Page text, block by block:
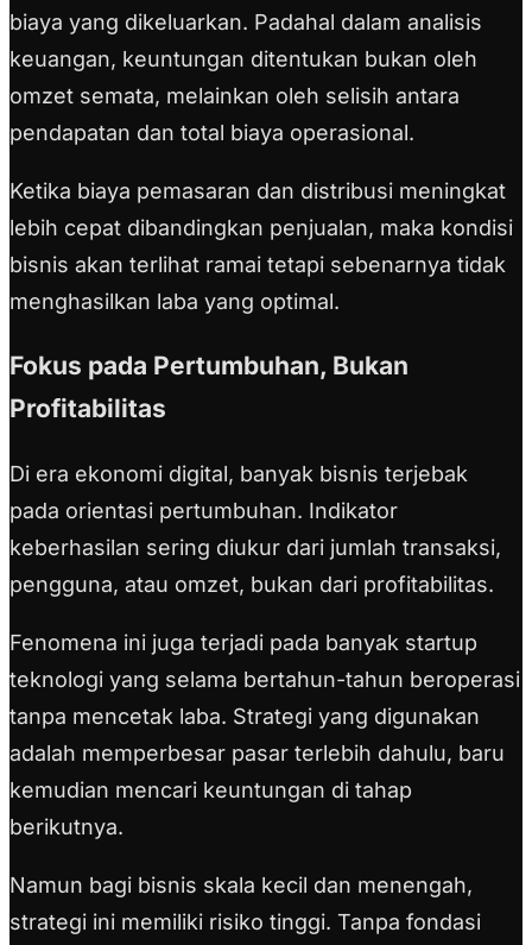
biaya yang dikeluarkan. Padahal dalam analisis
keuangan, keuntungan ditentukan bukan oleh
omzet semata, melainkan oleh selisih antara
pendapatan dan total biaya operasional.
Ketika biaya pemasaran dan distribusi meningkat
lebih cepat dibandingkan penjualan, maka kondisi
bisnis akan terlihat ramai tetapi sebenarnya tidak
menghasilkan laba yang optimal.
Fokus pada Pertumbuhan, Bukan
Profitabilitas
Di era ekonomi digital, banyak bisnis terjebak
pada orientasi pertumbuhan. Indikator
keberhasilan sering diukur dari jumlah transaksi,
pengguna, atau omzet, bukan dari profitabilitas.
Fenomena ini juga terjadi pada banyak startup
teknologi yang selama bertahun-tahun beroperasi
tanpa mencetak laba. Strategi yang digunakan
adalah memperbesar pasar terlebih dahulu, baru
kemudian mencari keuntungan di tahap
berikutnya.
Namun bagi bisnis skala kecil dan menengah,
strategi ini memiliki risiko tinggi. Tanpa fondasi